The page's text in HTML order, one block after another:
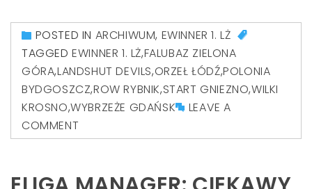
POSTED IN ARCHIWUM, EWINNER 1. LŻ
TAGGEDEWINNER 1. LŻ,FALUBAZ ZIELONA
GÓRA,LANDSHUT DEVILS,ORZEŁ ŁÓDŹ,POLONIA
BYDGOSZCZ,ROW RYBNIK,START GNIEZNO,WILKI
KROSNO,WYBRZEŻE GDAŃSK
LEAVE A
COMMENT